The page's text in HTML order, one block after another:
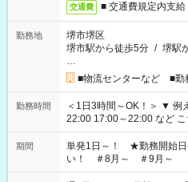
交通費 ■ 交通費規定内支
勤務地
堺市堺区
堺市駅から徒歩5分 / 堺駅
…
■物流センターなど ■勤
勤務時間
＜1日3時間～OK！＞ ▼ 例えば… ▼ 15:00～18:00 15:00～
22:00 17:00～22:00 など こちら以外の時間もお気軽にご相談く
ださい！
期間
単発1日～！ ★勤務開始日
い！ ＃8月～ ＃9月～